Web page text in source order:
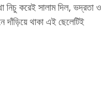
নিচু করেই সালাম দিল, ভদ্রতা ও
দাঁড়িয়ে থাকা এই ছেলেটিই